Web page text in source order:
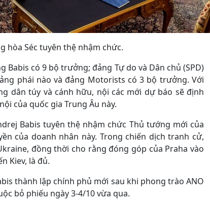
hòa Séc tuyên thệ nhậm chức.
Babis có 9 bộ trưởng; đảng Tự do và Dân chủ (SPD)
phái nào và đảng Motorists có 3 bộ trưởng. Với
dân túy và cánh hữu, nội các mới dự báo sẽ định
của quốc gia Trung Âu này.
Babis tuyên thệ nhậm chức Thủ tướng mới của
của doanh nhân này. Trong chiến dịch tranh cử,
đồng thời cho rằng đóng góp của Praha vào
Kiev, là đủ.
thành lập chính phủ mới sau khi phong trào ANO
bỏ phiếu ngày 3-4/10 vừa qua.